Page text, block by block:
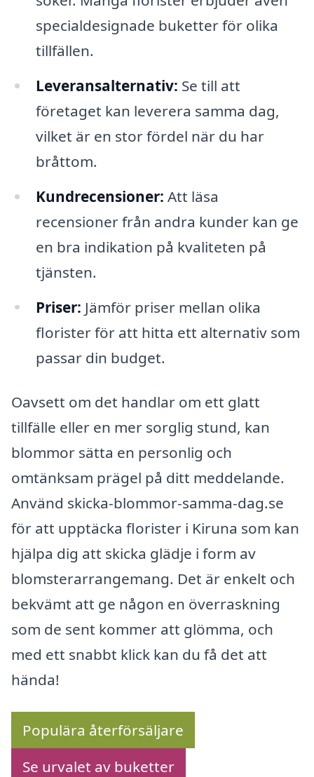
specialdesignade buketter för olika
tillfällen.
Leveransalternativ: Se till att
företaget kan leverera samma dag,
vilket är en stor fördel när du har
bråttom.
Kundrecensioner: Att läsa
recensioner från andra kunder kan ge
en bra indikation på kvaliteten på
tjänsten.
Priser: Jämför priser mellan olika
florister för att hitta ett alternativ som
passar din budget.
Oavsett om det handlar om ett glatt
tillfälle eller en mer sorglig stund, kan
blommor sätta en personlig och
omtänksam prägel på ditt meddelande.
Använd skicka-blommor-samma-dag.se
för att upptäcka florister i Kiruna som kan
hjälpa dig att skicka glädje i form av
blomsterarrangemang. Det är enkelt och
bekvämt att ge någon en överraskning
som de sent kommer att glömma, och
med ett snabbt klick kan du få det att
hända!
Populära återförsäljare
Se urvalet av buketter